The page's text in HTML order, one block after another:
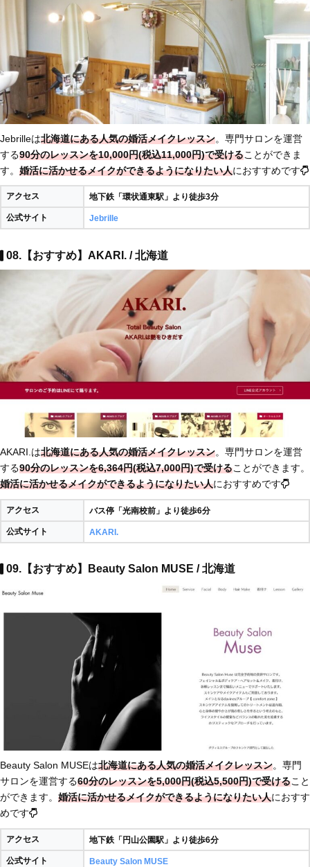
Jebrilleは北海道にある人気の婚活メイクレッスン。専門サロンを運営
する90分のレッスンを10,000円(税込11,000円)で受けることができま
す。 婚活に活かせるメイクができるようになりたい人におすすめです
アクセス 地下鉄「環状通東駅」より徒歩3分
公式サイト Jebrille
08.【おすすめ】AKARI. / 北海道
AKARI.は北海道にある人気の婚活メイクレッスン。専門サロンを運営
する90分のレッスンを6,364円(税込7,000円)で受けることができます。
婚活に活かせるメイクができるようになりたい人におすすめです
アクセス バス停「光南校前」より徒歩6分
公式サイト AKARI.
09.【おすすめ】Beauty Salon MUSE / 北海道
Beauty Salon MUSEは北海道にある人気の婚活メイクレッスン。専門
サロンを運営する60分のレッスンを5,000円(税込5,500円)で受けること
ができます。 婚活に活かせるメイクができるようになりたい人におすす
めです
アクセス 地下鉄「円山公園駅」より徒歩6分
公式サイト Beauty Salon MUSE